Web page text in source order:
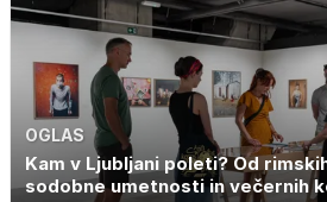
OGLAS
Kam v Ljubljani poleti? Od
sodobne umetnosti in večernih